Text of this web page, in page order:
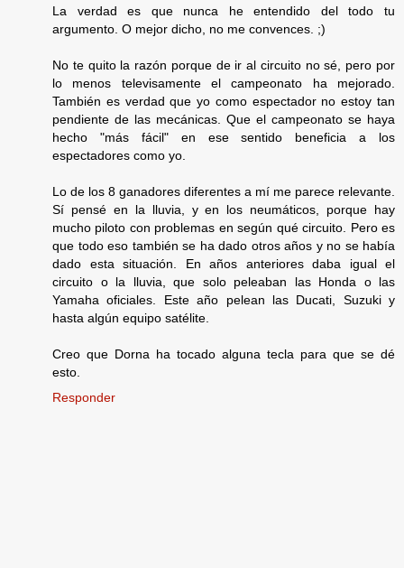
La verdad es que nunca he entendido del todo tu
argumento. O mejor dicho, no me convences. ;)
No te quito la razón porque de ir al circuito no sé, pero por
lo menos televisamente el campeonato ha mejorado.
También es verdad que yo como espectador no estoy tan
pendiente de las mecánicas. Que el campeonato se haya
hecho "más fácil" en ese sentido beneficia a los
espectadores como yo.
Lo de los 8 ganadores diferentes a mí me parece relevante.
Sí pensé en la lluvia, y en los neumáticos, porque hay
mucho piloto con problemas en según qué circuito. Pero es
que todo eso también se ha dado otros años y no se había
dado esta situación. En años anteriores daba igual el
circuito o la lluvia, que solo peleaban las Honda o las
Yamaha oficiales. Este año pelean las Ducati, Suzuki y
hasta algún equipo satélite.
Creo que Dorna ha tocado alguna tecla para que se dé
esto.
Responder